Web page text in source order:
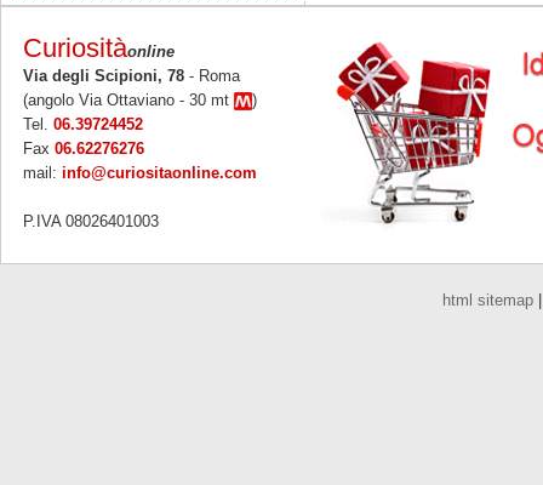
Curiositàonline
Via degli Scipioni, 78 - Roma
(angolo Via Ottaviano - 30 mt
)
Tel. 06.39724452
Fax 06.62276276
mail: info@curiositaonline.com
P.IVA 08026401003
html sitemap